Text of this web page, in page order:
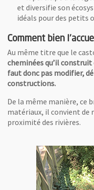
et diversifie son
idéals pour des petits
Comment bien
Au même titre que le
cheminées qu’il
faut donc pas modifier,
constructions.
De la même manière, ce
matériaux, il convient de
proximité des rivières.